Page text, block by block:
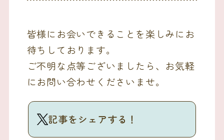
皆様にお会いできることを楽しみにお
待ちしております。
ご不明な点等ございましたら、お気軽
にお問い合わせくださいませ。
記事をシェアする！